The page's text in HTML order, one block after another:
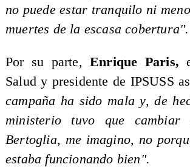
no puede estar tranquilo ni
muertes de la escasa cobertura".
Por su parte,Enrique Paris,
Salud y presidente de IPSUSS
campaña ha sido mala y, de
ministerio tuvo que
Bertoglia, me imagino, no
estaba funcionando bien".